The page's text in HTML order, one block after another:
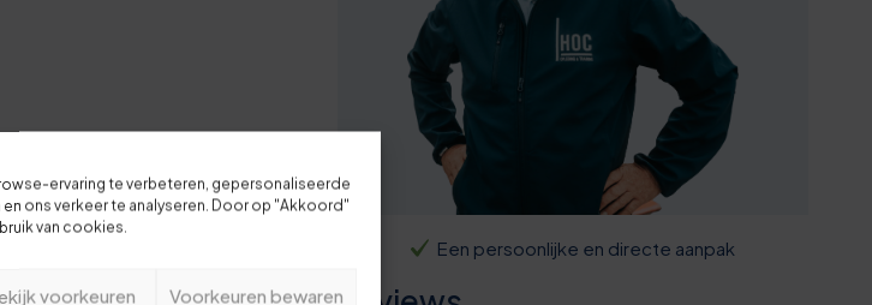
ervaring te verbeteren, gepersonaliseerde
ons verkeer te analyseren. Door op "Akkoord"
van cookies.
voorkeuren Voorkeuren bewaren
Een persoonlijke en directe aanpak